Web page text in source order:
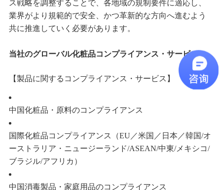
ス戦略を調整することで、各地域の規制要件に適応し、
業界がより規範的で安全、かつ革新的な方向へ進むよう
共に推進していく必要があります。
当社のグローバル化粧品コンプライアンス・サービス
【製品に関するコンプライアンス・サービス】
中国化粧品・原料のコンプライアンス
国際化粧品コンプライアンス（EU／米国／日本／韓国/オ
ーストラリア・ニュージーランド/ASEAN/中東/メキシコ/
ブラジル/アフリカ）
中国消毒製品・家庭用品のコンプライアンス